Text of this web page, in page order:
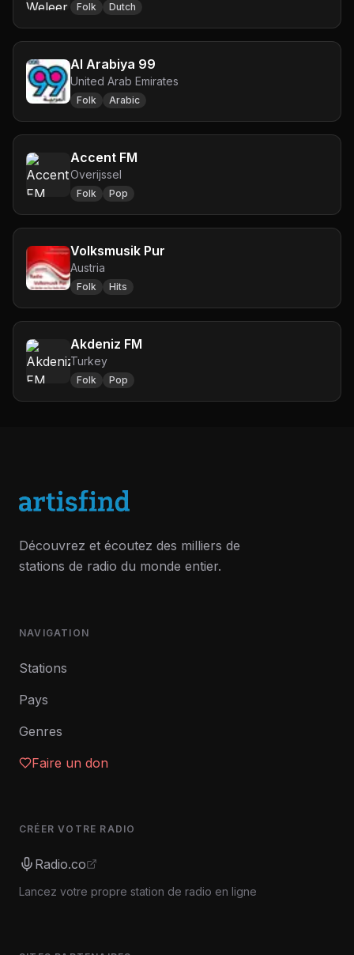
Folk Dutch
Al Arabiya 99
United Arab Emirates
Folk Arabic
Accent FM
Overijssel
Folk Pop
Volksmusik Pur
Austria
Folk Hits
Akdeniz FM
Turkey
Folk Pop
Découvrez et écoutez des milliers de
stations de radio du monde entier.
NAVIGATION
Stations
Pays
Genres
Faire un don
CRÉER VOTRE RADIO
Radio.co
Lancez votre propre station de radio en ligne